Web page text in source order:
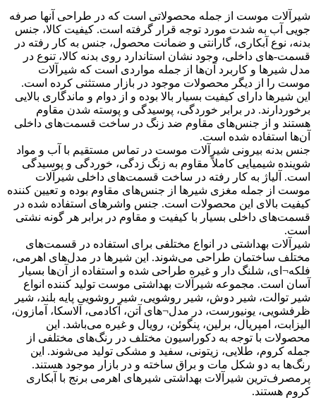
شیرآلات موست از جمله محصولاتی است که در طراحی آنها صرفه
جویی آب به شدت مورد توجه قرار گرفته است. کیفیت کالا، جنس
بدنه، نوع آبکاری، گارانتی و ضمانت محصول، جنس به کار رفته در
قسمت-های داخلی، وجود نشان استاندارد روی بدنه کالا، تنوع در
مدل شیرها و کاربرد آن‌ها از جمله مواردی است که شیرآلات
موست را از دیگر محصولات موجود در بازار مستثنی کرده است.
این شیرها دارای کیفیت بسیار بالا بوده و از دوام و ماندگاری بالایی
برخوردارند. در برابر خوردگی، پوسیدگی و پوسته شدن مقاوم
هستند و از جنس‌های مقاوم ضد زنگ در ساخت قسمت‌های داخلی
آن‌ها استفاده شده است.
جنس بدنه بیرونی شیرآلات موست در تماس مستقیم با آب و مواد
شوینده شیمیایی کاملاً مقاوم به زنگ زدگی، خوردگی و پوسیدگی
است. آلیاژ به کار رفته در ساخت قسمت‌های داخلی شیرآلات
موست از جمله مغزی شیرها از جنس‌های مقاوم بوده و تعیین کننده
کیفیت بالای این محصولات است. جنس واشرهای استفاده شده در
قسمت‌های داخلی بسیار با کیفیت و مقاوم در برابر هر گونه نشتی
است.
شیرآلات بهداشتی در انواع مختلفی برای استفاده در قسمت‌های
مختلف ساختمان طراحی می‌شوند. این شیرها در مدل‌های اهرمی،
فلکه¬ای، شلنگ دار و غیره طراحی شده و استفاده از آن‌ها بسیار
آسان است. مجموعه شیرآلات بهداشتی موست تولید کننده انواع
شیر توالت، شیر دوش، شیر روشویی، شیر روشویی پایه بلند، شیر
ظرفشویی، یونیورست، در مدل¬های آتن، آکادمی، آلاسکا، آمازون،
الیزابت، امپریال، برلین، پنگوئن، رویال و غیره می‌باشد. این
محصولات با توجه به دکوراسیون مختلف در رنگ‌های مختلفی از
جمله کروم، طلایی، زیتونی، سفید و مشکی تولید می‌شوند. این
رنگ‌ها به دو شکل مات و براق ساخته و در بازار موجود هستند.
پرمصرف‌ترین شیرآلات بهداشتی شیرهای اهرمی برنج با آبکاری
کروم هستند.